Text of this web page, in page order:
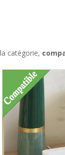
catégorie,